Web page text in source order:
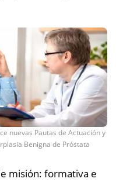
nuevas Pautas de Actuación y
Benigna de Próstata
misión: formativa e